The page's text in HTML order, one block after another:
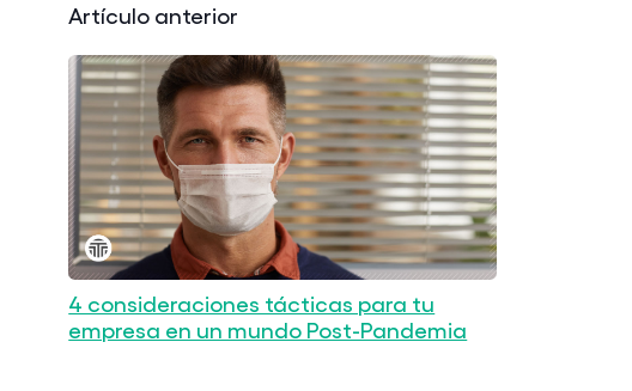
Artículo anterior
4 consideraciones tácticas para tu
empresa en un mundo Post-Pandemia